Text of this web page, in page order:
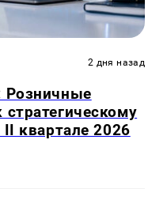
2 дня назад
Розничные
квартале 2026